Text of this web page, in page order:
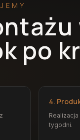
po
4.
Realizacja
tygodni.